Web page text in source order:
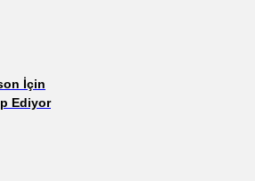
İçin
Ediyor